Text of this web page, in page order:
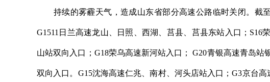
持续的雾霾天气，造成山东省部分高速公路临时关闭。截至
G1511日兰高速龙山、日照、西湖、莒县、莒县东站入口；
山站双向入口；G18荣乌高速新河站入口； G20青银高速青岛
双向入口。G15沈海高速仁兆、南村、河头店站入口；G3京台